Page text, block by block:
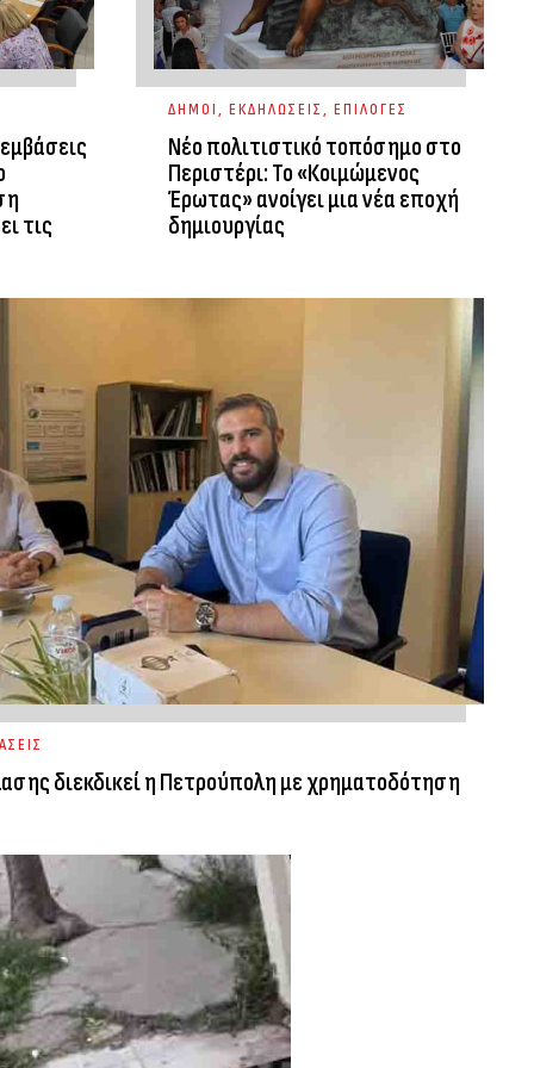
τις
ΔΗΜΟΙ, ΕΚΔΗΛΩΣΕΙΣ, ΕΠΙΛΟΓΕΣ
Νέο πολιτιστικό τοπόσημο στο
Περιστέρι: Το «Κοιμώμενος
Έρωτας» ανοίγει μια νέα εποχή
δημιουργίας
διεκδικεί η Πετρούπολη με χρηματοδότηση